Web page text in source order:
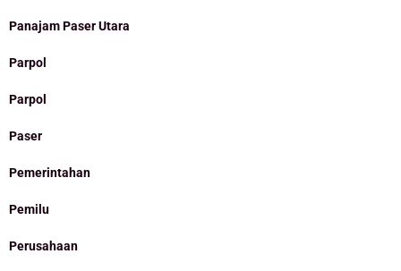
Panajam Paser Utara
Parpol
Parpol
Paser
Pemerintahan
Pemilu
Perusahaan